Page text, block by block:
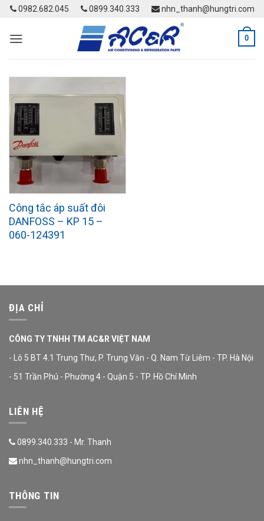
Skip
content
0982.682.045 0899.340.333 nhn_thanh@hungtri.com
0
Công tắc áp suất đôi
DANFOSS – KP 15 –
060-124391
ĐỊA CHỈ
CÔNG TY TNHH TM AC&R VIỆT NAM
- Lô 5 BT 4.1 Trung Thư, P. Trung Văn - Q. Nam Từ Liêm - TP. Hà Nội
- 51 Trần Phú - Phường 4 - Quận 5 - TP. Hồ Chí Minh
LIÊN HỆ
0899.340.333 - Mr. Thanh
nhn_thanh@hungtri.com
THÔNG TIN